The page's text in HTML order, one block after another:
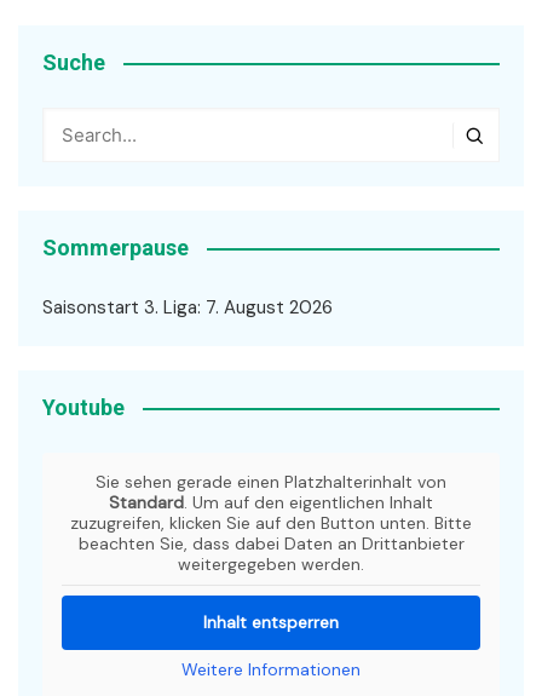
Suche
Sommerpause
Saisonstart 3. Liga: 7. August 2026
Youtube
Sie sehen gerade einen Platzhalterinhalt von
Standard. Um auf den eigentlichen Inhalt
zuzugreifen, klicken Sie auf den Button unten. Bitte
beachten Sie, dass dabei Daten an Drittanbieter
weitergegeben werden.
Inhalt entsperren
Weitere Informationen